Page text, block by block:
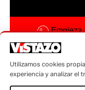
Empieza
Código
Utilizamos cookies
experiencia y analizar el